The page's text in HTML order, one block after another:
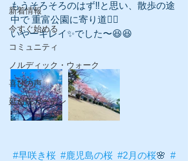
新着情報
今すぐ始める
コミュニティ
ノルディック・ウォーク
喜びの声
延命院ガーデン
もうそろそろのはず‼️と思い、散歩の途
中で 重富公園に寄り道🚶‍♀️
いやーキレイ✨でした〜😆😆
#早咲き桜 #鹿児島の桜 #2月の桜🌸 #